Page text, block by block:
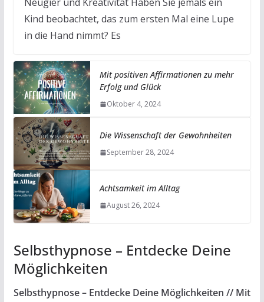
Kind beobachtet, das zum ersten Mal eine Lupe
in die Hand nimmt? Es
Mit positiven Affirmationen zu mehr
Erfolg und Glück
Oktober 4, 2024
Die Wissenschaft der Gewohnheiten
September 28, 2024
Achtsamkeit im Alltag
August 26, 2024
Selbsthypnose – Entdecke Deine
Möglichkeiten
Selbsthypnose – Entdecke Deine Möglichkeiten // Mit